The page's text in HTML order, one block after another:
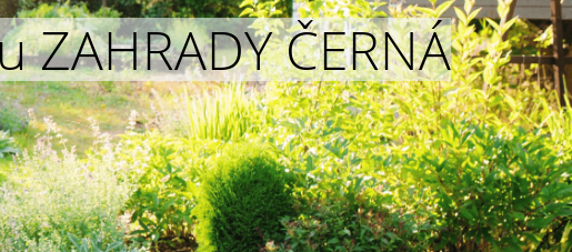
ČERNÁ